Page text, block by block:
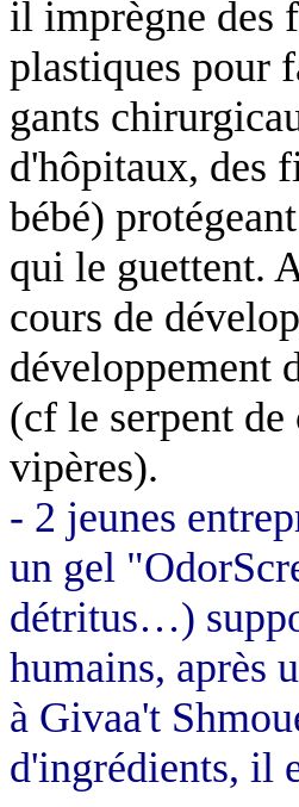
il imprègne des
plastiques pour
gants
d'hôpitaux, des
bébé)
qui le guettent.
cours de
développement
(cf le serpent
vipères).
- 2 jeunes
un gel
détritus…)
humains, après
à Givaa't
d'ingrédients, il